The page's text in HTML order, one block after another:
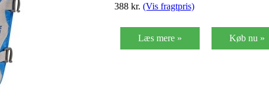
388 kr. (Vis fragtpris)
Læs mere » Køb nu »